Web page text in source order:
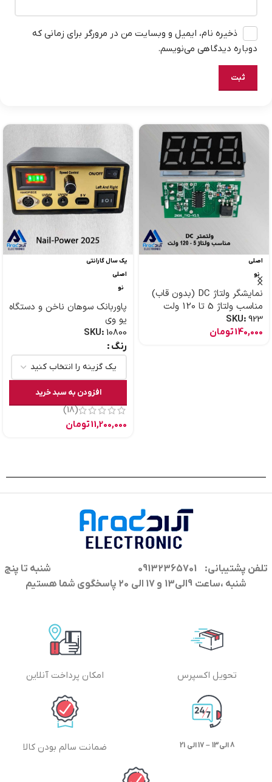
ذخیره نام، ایمیل و وبسایت من در مرورگر برای زمانی که
دوباره دیدگاهی می‌نویسم.
اصلی
نو
نمایشگر ولتاژ DC (بدون قاب)
مناسب ولتاژ 5 تا 120 ولت
SKU: 923
140,000تومان
یک سال گارانتی
اصلی
نو
پاوربانک سوهان ناخن و دستگاه
یو وی
SKU: 10800
رنگ
افزودن به سبد خرید
(18)
11,200,000تومان
تلفن پشتیبانی: 09132365701
شنبه تا پنج
شنبه ،ساعت 9الی13 و 17 الی 20 پاسخگوی شما هستیم
تحویل اکسپرس امکان پرداخت آنلاین
8 الی13 – 17 الی 21 ضمانت سالم بودن کالا